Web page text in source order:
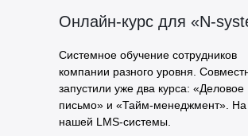
Онлайн-курс для «N-
Системное обучение сотрудников
компании разного уровня.
запустили уже два курса: «Деловое
письмо» и «Тайм-менеджмент». На
нашей LMS-системы.